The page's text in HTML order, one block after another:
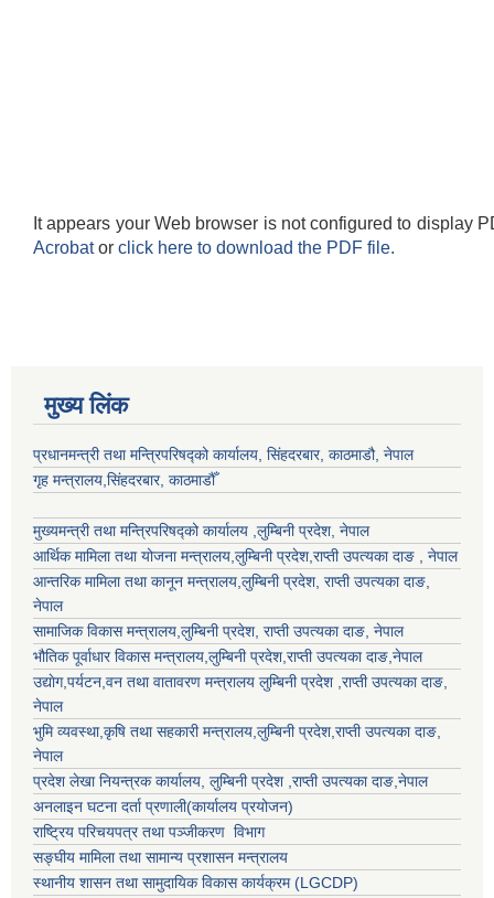
It appears your Web browser is not configured to display
Acrobator click here to download the PDF file.
मुख्य लिंक
प्रधानमन्त्री तथा मन्त्रिपरिषद्को कार्यालय, सिंहदरबार, काठमाडौ, नेपाल
गृह मन्त्रालय,सिंहदरबार, काठमाडौँ
मुख्यमन्त्री तथा मन्त्रिपरिषद्को कार्यालय ,लुम्बिनी प्रदेश, नेपाल
आर्थिक मामिला तथा योजना मन्त्रालय,लुम्बिनी प्रदेश,राप्ती उपत्यका दाङ , नेपाल
आन्तरिक मामिला तथा कानून मन्त्रालय,लुम्बिनी प्रदेश, राप्ती उपत्यका दाङ,
नेपाल
सामाजिक विकास मन्त्रालय,लुम्बिनी प्रदेश, राप्ती उपत्यका दाङ, नेपाल
भौतिक पूर्वाधार विकास मन्त्रालय,लुम्बिनी प्रदेश,राप्ती उपत्यका दाङ,नेपाल
उद्याेग,पर्यटन,वन तथा वातावरण मन्त्रालय लुम्बिनी प्रदेश ,राप्ती उपत्यका दाङ,
नेपाल
भुमि व्यवस्था,कृषि तथा सहकारी मन्त्रालय,लुम्बिनी प्रदेश,राप्ती उपत्यका दाङ,
नेपाल
प्रदेश लेखा नियन्त्रक कार्यालय, लुम्बिनी प्रदेश ,राप्ती उपत्यका दाङ,नेपाल
अनलाइन घटना दर्ता प्रणाली(कार्यालय प्रयोजन)
राष्ट्रिय परिचयपत्र तथा पञ्जीकरण विभाग
सङ्घीय मामिला तथा सामान्य प्रशासन मन्त्रालय
स्थानीय शासन तथा सामुदायिक विकास कार्यक्रम (LGCDP)